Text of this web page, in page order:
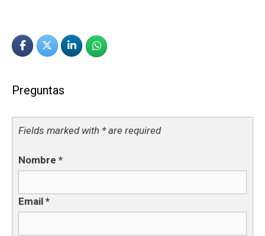
Preguntas
Fields marked with * are required
Nombre *
Email *